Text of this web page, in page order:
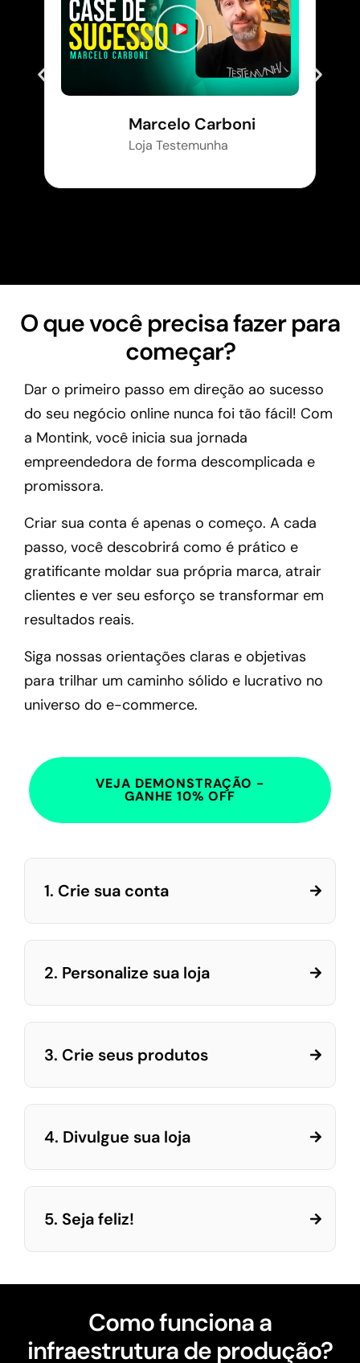
Marcelo Carboni
Loja Testemunha
O que você precisa fazer para
começar?
Dar o primeiro passo em direção ao sucesso
do seu negócio online nunca foi tão fácil! Com
a Montink, você inicia sua jornada
empreendedora de forma descomplicada e
promissora.
Criar sua conta é apenas o começo. A cada
passo, você descobrirá como é prático e
gratificante moldar sua própria marca, atrair
clientes e ver seu esforço se transformar em
resultados reais.
Siga nossas orientações claras e objetivas
para trilhar um caminho sólido e lucrativo no
universo do e-commerce.
VEJA DEMONSTRAÇÃO -
GANHE 10% OFF
1. Crie sua conta
2. Personalize sua loja
3. Crie seus produtos
4. Divulgue sua loja
5. Seja feliz!
Como funciona a
infraestrutura de produção?